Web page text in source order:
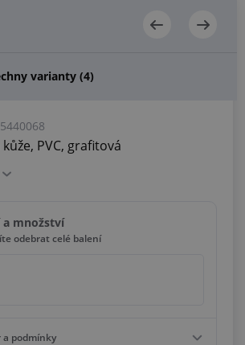
varianty (4)
PVC, grafitová
a množství
odebrat celé balení
podmínky